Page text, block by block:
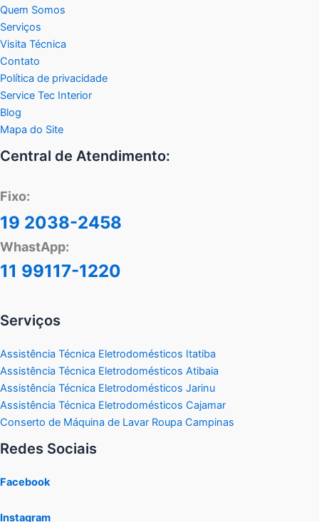
Quem Somos
Serviços
Visita Técnica
Contato
Política de privacidade
Service Tec Interior
Blog
Mapa do Site
Central de Atendimento:
Fixo:
19 2038-2458
WhastApp:
11 99117-1220
Serviços
Assistência Técnica Eletrodomésticos Itatiba
Assistência Técnica Eletrodomésticos Atibaia
Assistência Técnica Eletrodomésticos Jarinu
Assistência Técnica Eletrodomésticos Cajamar
Conserto de Máquina de Lavar Roupa Campinas
Redes Sociais
Facebook
Instagram